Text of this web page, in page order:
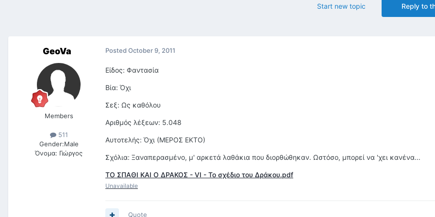
Reply to
Start new topic
GeoVa
Members
511
Gender:Male
Όνομα: Γιώργος
Posted October 9, 2011
Είδος: Φαντασία
Βία: Όχι
Σεξ: Ως καθόλου
Αριθμός λέξεων: 5.048
Αυτοτελής: Όχι (ΜΕΡΟΣ ΕΚΤΟ)
Σχόλια: Ξαναπερασμένο, μ' αρκετά λαθάκια που διορθώθηκαν. Ωστόσο, μπορεί να 'χει κανένα...
ΤΟ ΣΠΑΘΙ ΚΑΙ Ο ΔΡΑΚΟΣ - VI - Το σχέδιο του Δράκου.pdf
Unavailable
Quote